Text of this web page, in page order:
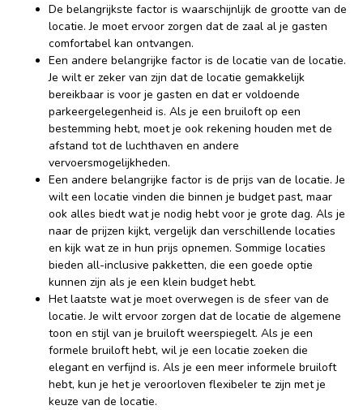
De belangrijkste factor is waarschijnlijk de grootte van de
locatie. Je moet ervoor zorgen dat de zaal al je gasten
comfortabel kan ontvangen.
Een andere belangrijke factor is de locatie van de locatie.
Je wilt er zeker van zijn dat de locatie gemakkelijk
bereikbaar is voor je gasten en dat er voldoende
parkeergelegenheid is. Als je een bruiloft op een
bestemming hebt, moet je ook rekening houden met de
afstand tot de luchthaven en andere
vervoersmogelijkheden.
Een andere belangrijke factor is de prijs van de locatie. Je
wilt een locatie vinden die binnen je budget past, maar
ook alles biedt wat je nodig hebt voor je grote dag. Als je
naar de prijzen kijkt, vergelijk dan verschillende locaties
en kijk wat ze in hun prijs opnemen. Sommige locaties
bieden all-inclusive pakketten, die een goede optie
kunnen zijn als je een klein budget hebt.
Het laatste wat je moet overwegen is de sfeer van de
locatie. Je wilt ervoor zorgen dat de locatie de algemene
toon en stijl van je bruiloft weerspiegelt. Als je een
formele bruiloft hebt, wil je een locatie zoeken die
elegant en verfijnd is. Als je een meer informele bruiloft
hebt, kun je het je veroorloven flexibeler te zijn met je
keuze van de locatie.